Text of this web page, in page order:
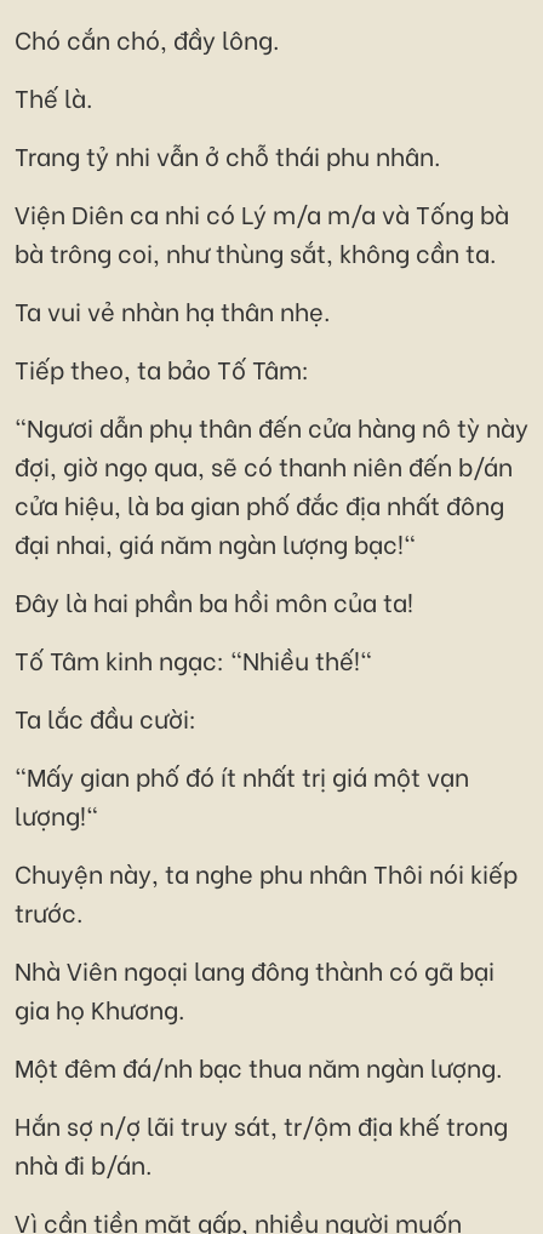
Chó cắn chó, đầy lông.
Thế là.
Trang tỷ nhi vẫn ở chỗ thái phu nhân.
Viện Diên ca nhi có Lý m/a m/a và Tống bà
bà trông coi, như thùng sắt, không cần ta.
Ta vui vẻ nhàn hạ thân nhẹ.
Tiếp theo, ta bảo Tố Tâm:
"Ngươi dẫn phụ thân đến cửa hàng nô tỳ này
đợi, giờ ngọ qua, sẽ có thanh niên đến b/án
cửa hiệu, là ba gian phố đắc địa nhất đông
đại nhai, giá năm ngàn lượng bạc!"
Đây là hai phần ba hồi môn của ta!
Tố Tâm kinh ngạc: "Nhiều thế!"
Ta lắc đầu cười:
"Mấy gian phố đó ít nhất trị giá một vạn
lượng!"
Chuyện này, ta nghe phu nhân Thôi nói kiếp
trước.
Nhà Viên ngoại lang đông thành có gã bại
gia họ Khương.
Một đêm đá/nh bạc thua năm ngàn lượng.
Hắn sợ n/ợ lãi truy sát, tr/ộm địa khế trong
nhà đi b/án.
Vì cần tiền mặt gấp, nhiều người muốn